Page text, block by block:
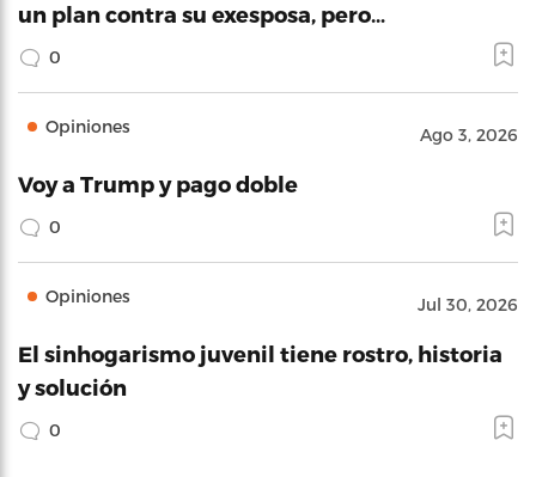
un plan contra su exesposa, pero…
0
Opiniones Ago 3, 2026
Voy a Trump y pago doble
0
Opiniones Jul 30, 2026
El sinhogarismo juvenil tiene rostro, historia
y solución
0